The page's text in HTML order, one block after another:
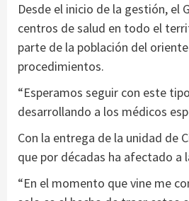
Desde el inicio de la gestión, el
centros de salud en todo el
parte de la población del
procedimientos.
“Esperamos seguir con este
desarrollando a los médicos
Con la entrega de la unidad de
que por décadas ha afectado a
“En el momento que vine me